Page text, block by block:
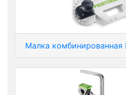
Малка комбинированная